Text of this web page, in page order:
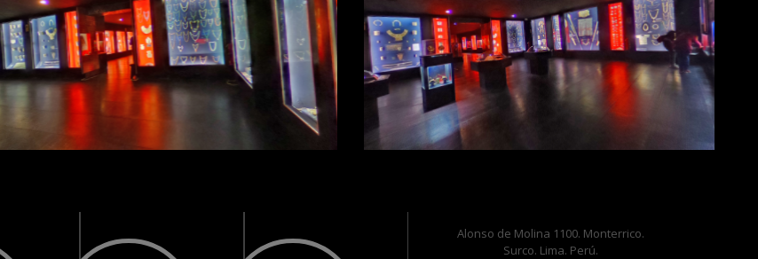
Alonso de Molina 1100. Monterrico.
Surco. Lima. Perú.